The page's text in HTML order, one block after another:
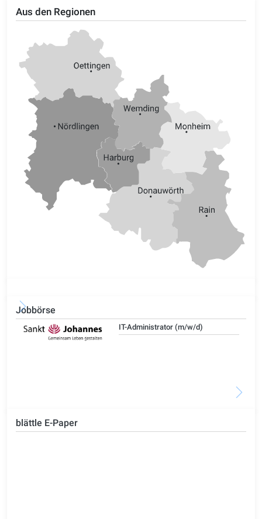
Aus den Regionen
Jobbörse
IT-Administrator (m/w/d)
blättle E-Paper